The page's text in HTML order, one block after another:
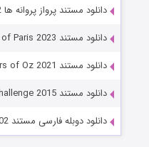
دانلود مستند پرواز پروانه ها Flight of the Butterflies 2012
دانلود مستند Vjeran Tomic: The Spider-Man of Paris 2023
دانلود مستند Mega Predators of Oz 2021
دانلود مستند The Hunt: The Hardest Challenge 2015
دانلود دوبله فارسی مستند The Life of Mammals 2002